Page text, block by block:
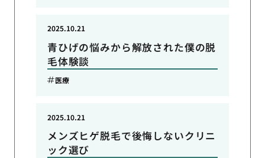
青ひげの悩みから解放された僕の脱
毛体験談
2025.10.21
医療
メンズヒゲ脱毛で後悔しないクリニ
ック選び
2025.10.21